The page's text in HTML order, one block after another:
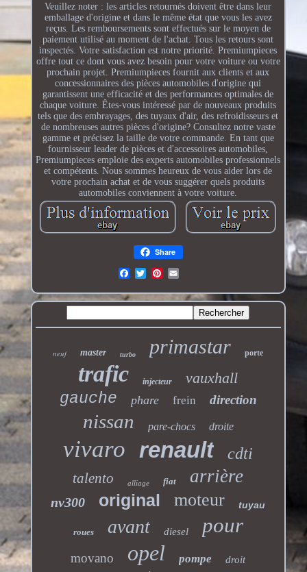
Veuillez noter : les articles retournés doivent être dans leur
emballage d'origine et dans le même état que vous les avez
reçus. Les remboursements sont effectués sur le moyen de
paiement utilisé au moment de l'achat. Tous les retours sont
inspectés. Votre satisfaction est notre priorité. Premiumpieces
offre tout ce dont vous avez besoin pour votre voiture ou votre
prochain projet. Premiumpieces fournit aux clients et aux
concessionnaires des pièces automobiles d'origine qui
garantissent une efficacité et des performances optimales de
chaque voiture. Êtes-vous intéressé par de nouveaux produits
tels que des embrayages, des tuyaux d'air, des refroidisseurs et
de nombreuses autres pièces d'origine? Consultez notre vaste
gamme et précisez la taille de votre commande. En tant que
fournisseur leader de pièces et d'accessoires automobiles,
Premiumpieces emploie des experts automobiles professionnels
et compétents. Nous sommes heureux de vous aider lors de
votre prochain achat et de vous suggérer quels produits
automobiles conviennent à votre voiture.
Share
neuf master turbo primastar porte
trafic injecteur vauxhall
gauche phare frein direction
nissan pare-chocs droite
vivaro renault cdti
talento alliage fiat arrière
nv300 original moteur tuyau
roues avant diesel pour
movano opel pompe droit